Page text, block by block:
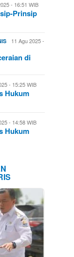
- 16:51 WIB
Prinsip
11 Agu 2025 -
di
- 15:25 WIB
Hukum
- 14:58 WIB
Hukum